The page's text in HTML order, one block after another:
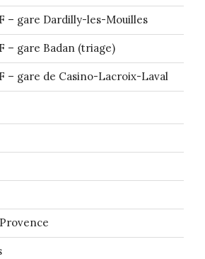
– gare Dardilly-les-Mouilles
– gare Badan (triage)
– gare de Casino-Lacroix-Laval